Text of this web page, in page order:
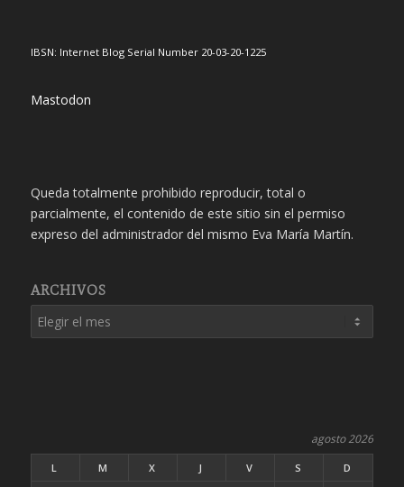
IBSN: Internet Blog Serial Number 20-03-20-1225
Mastodon
Queda totalmente prohibido reproducir, total o
parcialmente, el contenido de este sitio sin el permiso
expreso del administrador del mismo Eva María Martín.
ARCHIVOS
agosto 2026
L M X J V S
D